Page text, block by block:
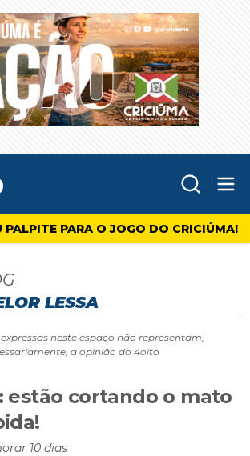
PALPITE PARA O JOGO DO CRICIÚMA!
LESSA
neste espaço não representam,
a opinião do 4oito
estão cortando o mato
10 dias